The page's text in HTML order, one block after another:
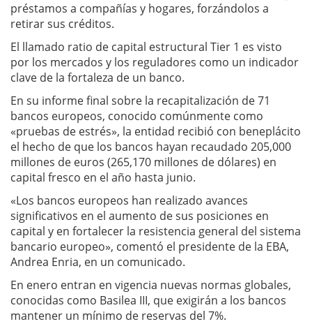
préstamos a compañías y hogares, forzándolos a
retirar sus créditos.
El llamado ratio de capital estructural Tier 1 es visto
por los mercados y los reguladores como un indicador
clave de la fortaleza de un banco.
En su informe final sobre la recapitalización de 71
bancos europeos, conocido comúnmente como
«pruebas de estrés», la entidad recibió con beneplácito
el hecho de que los bancos hayan recaudado 205,000
millones de euros (265,170 millones de dólares) en
capital fresco en el año hasta junio.
«Los bancos europeos han realizado avances
significativos en el aumento de sus posiciones en
capital y en fortalecer la resistencia general del sistema
bancario europeo», comentó el presidente de la EBA,
Andrea Enria, en un comunicado.
En enero entran en vigencia nuevas normas globales,
conocidas como Basilea III, que exigirán a los bancos
mantener un mínimo de reservas del 7%.